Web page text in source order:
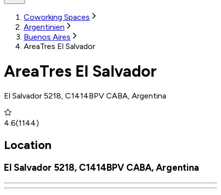
Coworking Spaces
Argentinien
Buenos Aires
AreaTres El Salvador
AreaTres El Salvador
El Salvador 5218, C1414BPV CABA, Argentina
4.6(1144)
Location
El Salvador 5218, C1414BPV CABA, Argentina